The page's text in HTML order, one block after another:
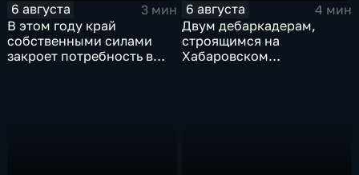
6 августа
3 мин
В этом году край
собственными силами
закроет потребность в
6 августа
4 мин
Двум дебаркадерам,
строящимся на
Хабаровском